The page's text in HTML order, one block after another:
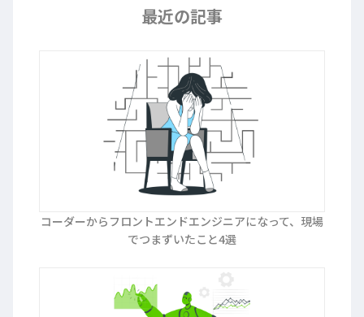
最近の記事
コーダーからフロントエンドエンジニアになって、現場
でつまずいたこと4選